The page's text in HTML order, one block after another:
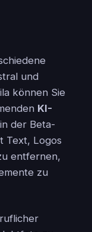
und
können Sie
KI-
der Beta-
Text, Logos
entfernen,
zu